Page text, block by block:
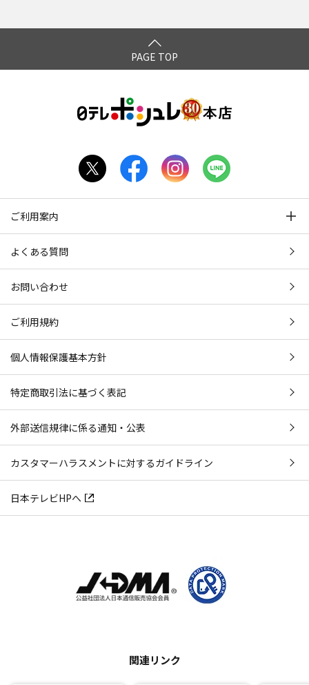
PAGE TOP
ご利用案内
よくある質問
お問い合わせ
ご利用規約
個人情報保護基本方針
特定商取引法に基づく表記
外部送信規律に係る通知・公表
カスタマーハラスメントに対するガイドライン
日本テレビHPへ
関連リンク